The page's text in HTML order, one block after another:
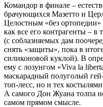
Командор в финале –
брачующихся Мазетто и
Целостным «без ортопедии»
как все его контрагенты –
(с соблазняемых дам
снять «защиты», пока в
силиконовой куклой). В
ему с лозунгом «Viva la
маскарадный полуголый
топ-лесс, но и тех
А самого Дон Жуана толпа
самом прямом смысле.